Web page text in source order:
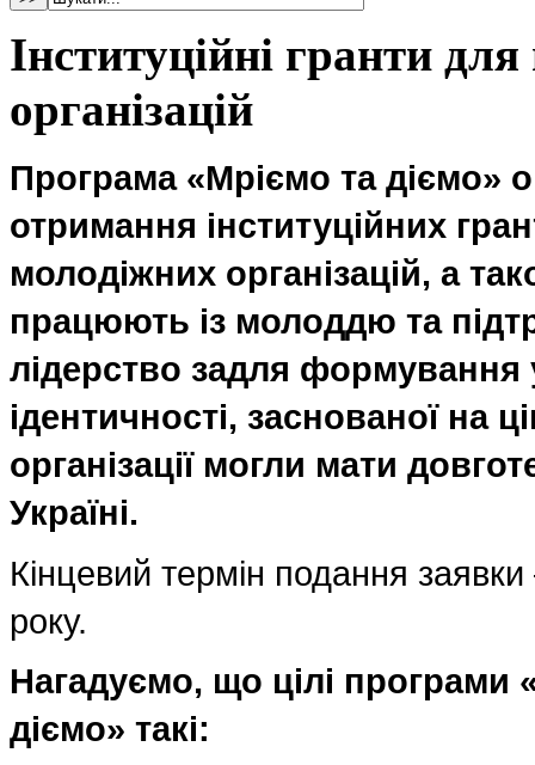
Інституційні гранти
організацій
Програма «Мріємо та діємо»
отримання інституційних
молодіжних організацій, а
працюють із молоддю та
лідерство задля формування
ідентичності, заснованої на
організації могли мати
Україні.
Кінцевий термін подання
року.
Нагадуємо, що цілі програми
діємо» такі: